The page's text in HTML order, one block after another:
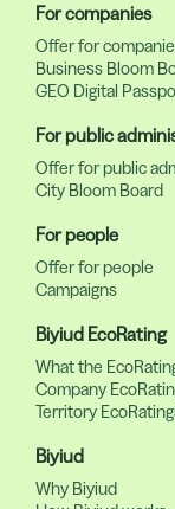
For companies
Offer for
Business Bloom
GEO Digital
For public
Offer for public
City Bloom Board
For people
Offer for people
Campaigns
Biyiud EcoRating
What the
Company
Territory
Biyiud
Why Biyiud